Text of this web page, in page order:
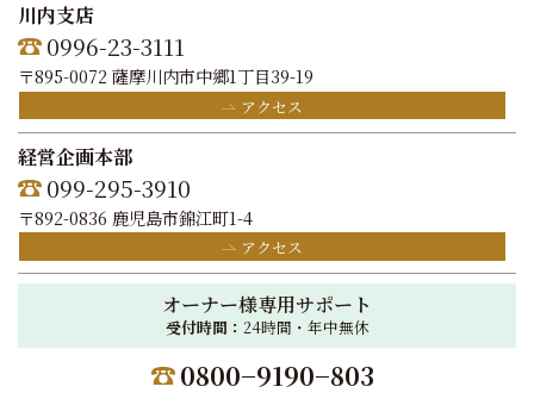
川内支店
0996-23-3111
〒895-0072 薩摩川内市中郷1丁目39-19
アクセス
経営企画本部
099-295-3910
〒892-0836 鹿児島市錦江町1-4
アクセス
オーナー様専用サポート
受付時間： 24時間・年中無休
0800−9190−803